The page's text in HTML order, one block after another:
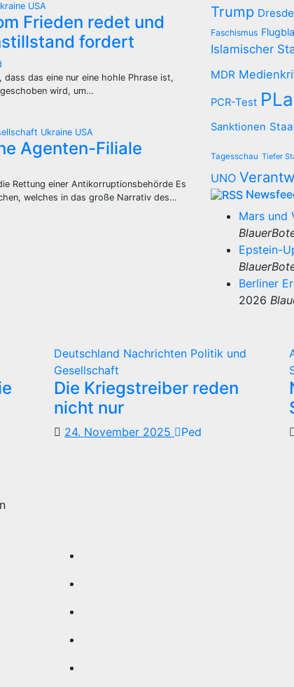
USA
Frieden redet und
fordert
das eine nur eine hohle Phrase ist,
wird, um…
Ukraine USA
Agenten-Filiale
Rettung einer Antikorruptionsbehörde Es
welches in das große Narrativ des…
Trump
Faschismus
Islamischer
MDR
PCR-Test
Sanktionen
Tagesschau Tiefer
UNO
Mars und
Epstein-
Berliner
2026
Deutschland Nachrichten Politik und
Gesellschaft
Die Kriegstreiber reden
nicht nur
24. November 2025 Ped